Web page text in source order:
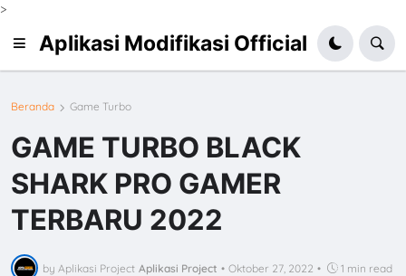
>
Aplikasi Modifikasi Official
Beranda Game Turbo
GAME TURBO BLACK
SHARK PRO GAMER
TERBARU 2022
by Aplikasi Project Aplikasi Project • Oktober 27, 2022 •
1 min read